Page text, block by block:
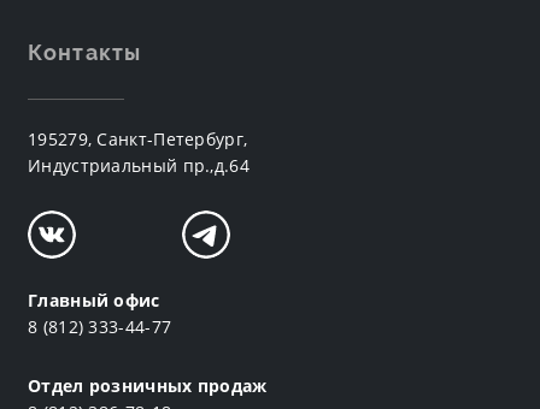
Контакты
195279, Санкт-Петербург,
Индустриальный пр.,д.64
Главный офис
8 (812) 333-44-77
Отдел розничных продаж